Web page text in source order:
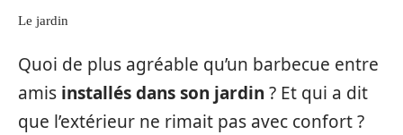
Le jardin
Quoi de plus agréable qu’un barbecue entre
amis installés dans son jardin ? Et qui a dit
que l’extérieur ne rimait pas avec confort ?